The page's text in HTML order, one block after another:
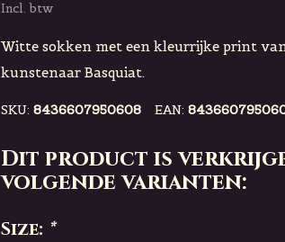
Incl. btw
Witte sokken met een kleurrijke print
kunstenaar Basquiat.
SKU: 8436607950608 EAN:
Dit product is
volgende varianten:
Size: *